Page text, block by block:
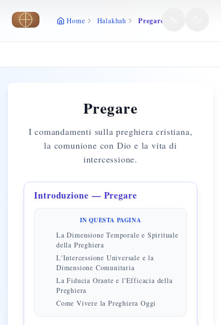
Vai al contenuto principale
Home Halakhah Pregare
Pregare
I comandamenti sulla preghiera cristiana,
la comunione con Dio e la vita di
intercessione.
Introduzione — Pregare
IN QUESTA PAGINA
La Dimensione Temporale e Spirituale
della Preghiera
L'Intercessione Universale e la
Dimensione Comunitaria
La Fiducia Orante e l'Efficacia della
Preghiera
Come Vivere la Preghiera Oggi